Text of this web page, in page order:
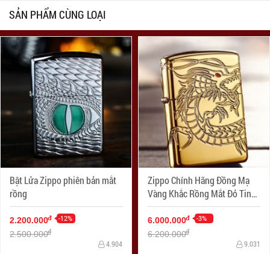
SẢN PHẨM CÙNG LOẠI
Bật Lửa Zippo phiên bản mắt
rồng
2.200.000đ -12%
2.500.000đ
4.904
Zippo Chính Hãng Đồng Mạ
Vàng Khắc Rồng Mắt Đỏ Tinh
Xảo Vỏ Dày Armor
6.000.000đ -3%
6.200.000đ
9.031